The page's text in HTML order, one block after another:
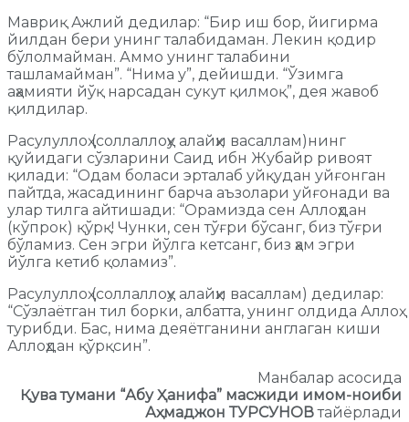
Мавриқ Ажлий дедилар: “Бир иш бор, йигирма
йилдан бери унинг талабидаман. Лекин қодир
бўлолмайман. Аммо унинг талабини
ташламайман”. “Нима у”, дейишди. “Ўзимга
аҳамияти йўқ нарсадан сукут қилмоқ”, дея жавоб
қилдилар.
Расулуллоҳ (соллаллоҳу алайҳи васаллам)нинг
қуйидаги сўзларини Саид ибн Жубайр ривоят
қилади: “Одам боласи эрталаб уйқудан уйғонган
пайтда, жасадининг барча аъзолари уйғонади ва
улар тилга айтишади: “Орамизда сен Аллоҳдан
(кўпрок) қўрқ! Чунки, сен тўғри бўсанг, биз тўғри
бўламиз. Сен эгри йўлга кетсанг, биз ҳам эгри
йўлга кетиб қоламиз”.
Расулуллоҳ (соллаллоҳу алайҳи васаллам) дедилар:
“Сўзлаётган тил борки, албатта, унинг олдида Аллоҳ
турибди. Бас, нима деяётганини англаган киши
Аллоҳдан қўрқсин”.
Манбалар асосида
Қува тумани “Абу Ҳанифа” масжиди имом-ноиби
Аҳмаджон ТУРСУНОВтайёрлади